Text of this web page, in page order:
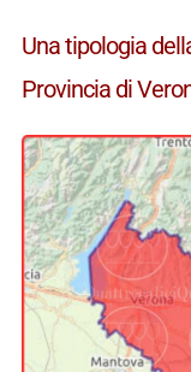
Una tipologia
Provincia di